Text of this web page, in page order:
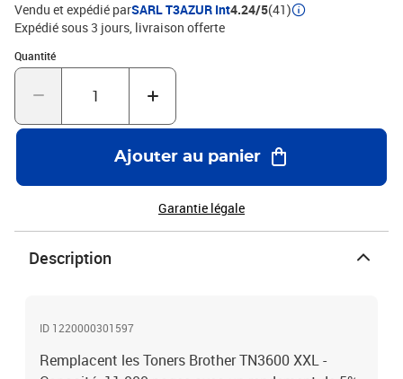
Vendu et expédié parSARL T3AZUR Int4.24/5(41)
Expédié sous 3 jours livraison offerte
Quantité
Quantité : 1
Ajouter au panier
Garantie légale
Description
ID 1220000301597
Remplacent les Toners Brother TN3600 XXL -